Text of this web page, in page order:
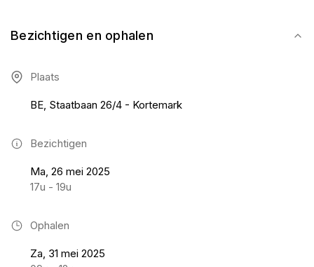
Bezichtigen en ophalen
Plaats
BE, Staatbaan 26/4 - Kortemark
Bezichtigen
Ma, 26 mei 2025
17u - 19u
Ophalen
Za, 31 mei 2025